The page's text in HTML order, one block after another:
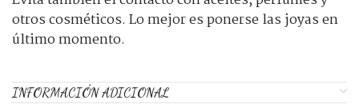
otros cosméticos. Lo mejor es ponerse las joyas en
último momento.
INFORMACIÓN ADICIONAL